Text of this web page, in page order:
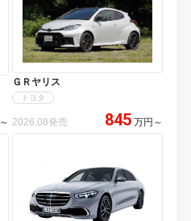
～
ＧＲヤリス
トヨタ
2026.08発売 845 万円 ～